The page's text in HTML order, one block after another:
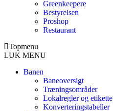
Greenkeepere
Bestyrelsen
Proshop
Restaurant
Topmenu
LUK MENU
Banen
Baneoversigt
Træningsområder
Lokalregler og etikette
Konverteringstabeller